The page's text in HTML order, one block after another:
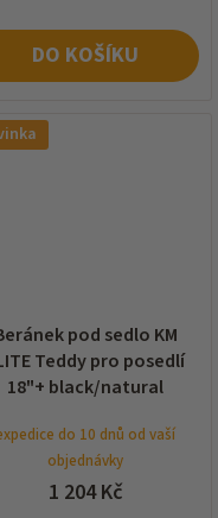
DO KOŠÍKU
pod sedlo KM
Teddy pro posedlí
18"+ black/natural
do 10 dnů od vaší
objednávky
1 204 Kč